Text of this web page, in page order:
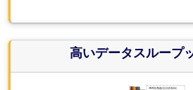
高いデータスループ